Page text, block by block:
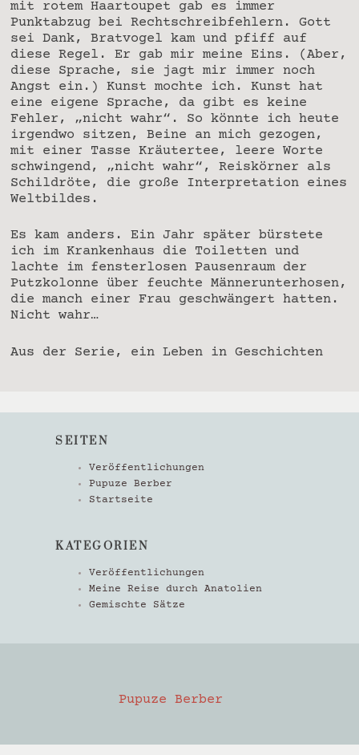
mit rotem Haartoupet gab es immer
Punktabzug bei Rechtschreibfehlern. Gott
sei Dank, Bratvogel kam und pfiff auf
diese Regel. Er gab mir meine Eins. (Aber,
diese Sprache, sie jagt mir immer noch
Angst ein.) Kunst mochte ich. Kunst hat
eine eigene Sprache, da gibt es keine
Fehler, „nicht wahr“. So könnte ich heute
irgendwo sitzen, Beine an mich gezogen,
mit einer Tasse Kräutertee, leere Worte
schwingend, „nicht wahr“, Reiskörner als
Schildröte, die große Interpretation eines
Weltbildes.
Es kam anders. Ein Jahr später bürstete
ich im Krankenhaus die Toiletten und
lachte im fensterlosen Pausenraum der
Putzkolonne über feuchte Männerunterhosen,
die manch einer Frau geschwängert hatten.
Nicht wahr…
Aus der Serie, ein Leben in Geschichten
SEITEN
Veröffentlichungen
Pupuze Berber
Startseite
KATEGORIEN
Veröffentlichungen
Meine Reise durch Anatolien
Gemischte Sätze
Pupuze Berber